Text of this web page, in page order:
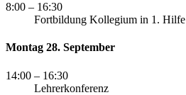
8:00 – 16:30
Fortbildung Kollegium in 1. Hilfe
Montag 28. September
14:00 – 16:30
Lehrerkonferenz